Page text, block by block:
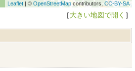
Leaflet| © OpenStreetMapcontributors, CC-BY-SA
［大きい地図で開く ］